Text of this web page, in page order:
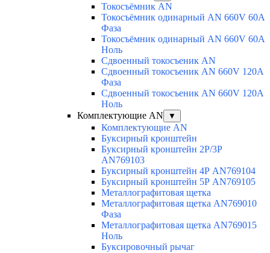
Токосъёмник AN
Токосъёмник одинарный AN 660V 60A
Фаза
Токосъёмник одинарный AN 660V 60A
Ноль
Сдвоенный токосъеник AN
Сдвоенный токосъеник AN 660V 120A
Фаза
Сдвоенный токосъеник AN 660V 120A
Ноль
Комплектующие AN
▼
Комплектующие AN
Буксирный кронштейн
Буксирный кронштейн 2Р/3Р
AN769103
Буксирный кронштейн 4Р AN769104
Буксирный кронштейн 5Р AN769105
Металлографитовая щетка
Металлографитовая щетка AN769010
Фаза
Металлографитовая щетка AN769015
Ноль
Буксировочный рычаг